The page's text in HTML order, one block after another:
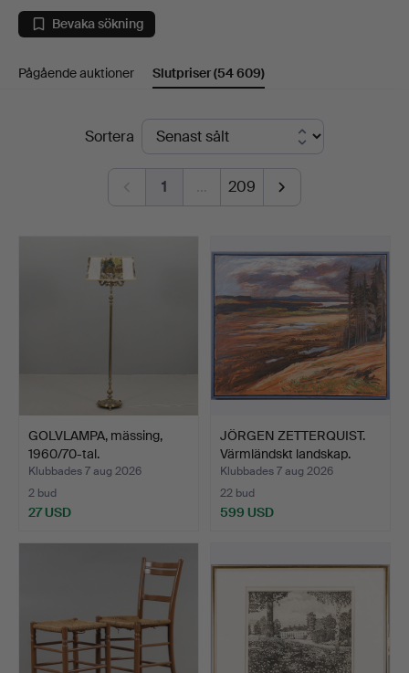
på
Karlstad
Auktionsverk
Bevaka sökning
Pågående auktioner Slutpriser(54 609)
SlutpriserSortera
1 … 209
GOLVLAMPA, mässing,
1960/70-tal.
Klubbades 7 aug 2026
2 bud
27 USD
JÖRGEN ZETTERQUIST.
Värmländskt landskap.
Klubbades 7 aug 2026
22 bud
599 USD